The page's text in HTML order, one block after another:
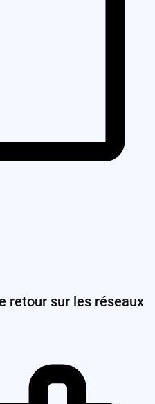
retour sur les réseaux